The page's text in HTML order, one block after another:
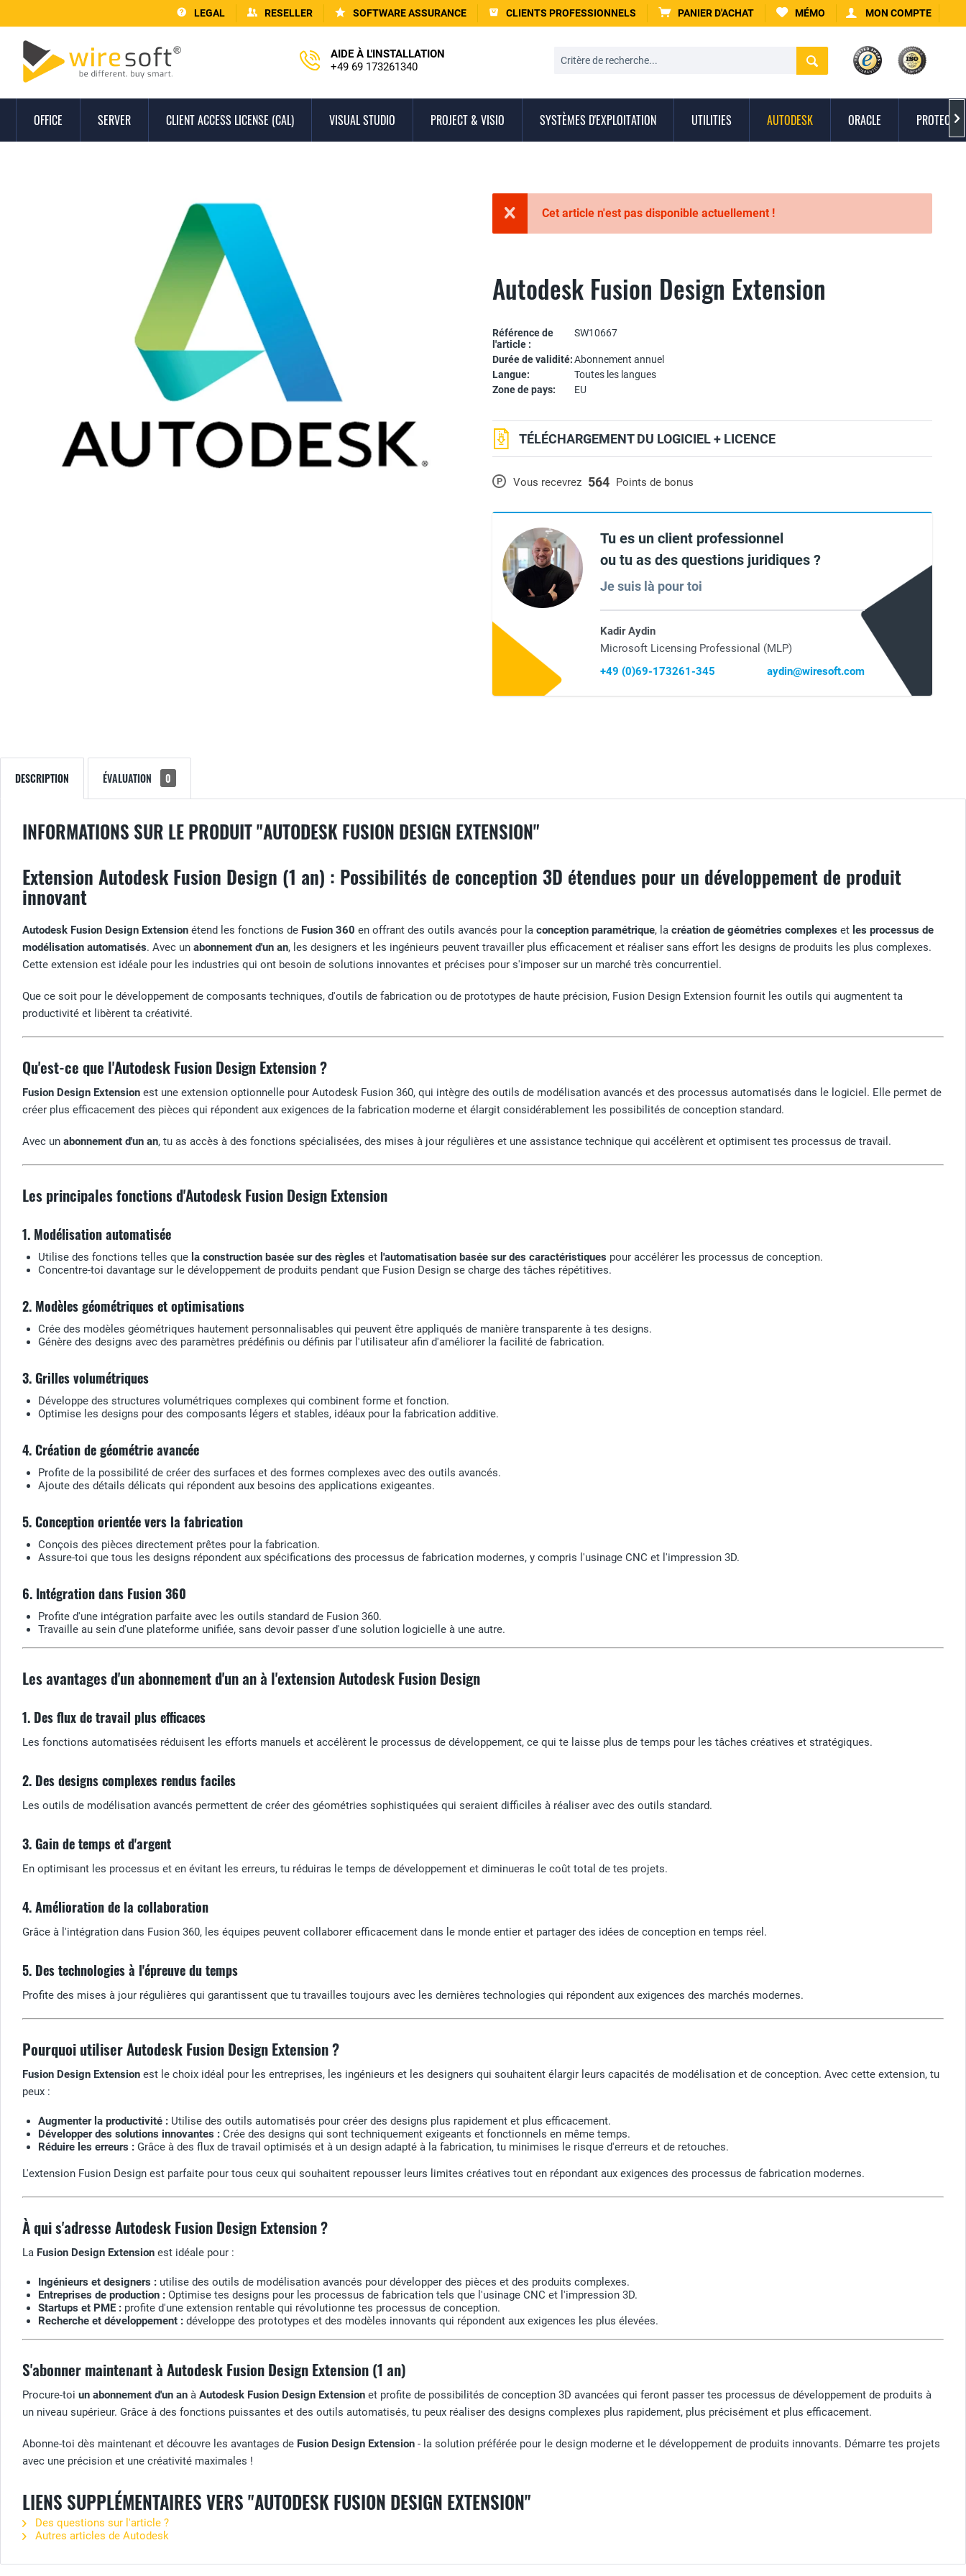
LEGAL RESELLER SOFTWARE ASSURANCE CLIENTS PROFESSIONNELS PANIER D'ACHAT MÉMO MON COMPTE
AIDE À L'INSTALLATION
+49 69 173261340
OFFICE SERVER CLIENT ACCESS LICENSE (CAL) VISUAL STUDIO PROJECT & VISIO SYSTÈMES D'EXPLOITATION UTILITIES AUTODESK ORACLE 
Cet article n'est pas disponible actuellement !
Autodesk Fusion Design Extension
Référence de
l'article :
SW10667
Durée de validité:Abonnement annuel
Langue:
Toutes les langues
Zone de pays:
EU
P Vous recevrez 564 Points de bonus
TÉLÉCHARGEMENT DU LOGICIEL + LICENCE
Tu es un client professionnel
ou tu as des questions juridiques ?
Je suis là pour toi
Kadir Aydin
Microsoft Licensing Professional (MLP)
+49 (0)69-173261-345
aydin@wiresoft.com
DESCRIPTION ÉVALUATION 0
INFORMATIONS SUR LE PRODUIT "AUTODESK FUSION DESIGN EXTENSION"
Extension Autodesk Fusion Design (1 an) : Possibilités de conception 3D étendues pour un développement de produit
innovant
Autodesk Fusion Design Extension étend les fonctions de Fusion 360 en offrant des outils avancés pour la conception paramétrique, la création de géométries complexes et les processus de
modélisation automatisés. Avec un abonnement d'un an, les designers et les ingénieurs peuvent travailler plus efficacement et réaliser sans effort les designs de produits les plus complexes.
Cette extension est idéale pour les industries qui ont besoin de solutions innovantes et précises pour s'imposer sur un marché très concurrentiel.
Que ce soit pour le développement de composants techniques, d'outils de fabrication ou de prototypes de haute précision, Fusion Design Extension fournit les outils qui augmentent ta
productivité et libèrent ta créativité.
Qu'est-ce que l'Autodesk Fusion Design Extension ?
Fusion Design Extension est une extension optionnelle pour Autodesk Fusion 360, qui intègre des outils de modélisation avancés et des processus automatisés dans le logiciel. Elle permet de
créer plus efficacement des pièces qui répondent aux exigences de la fabrication moderne et élargit considérablement les possibilités de conception standard.
Avec un abonnement d'un an, tu as accès à des fonctions spécialisées, des mises à jour régulières et une assistance technique qui accélèrent et optimisent tes processus de travail.
Les principales fonctions d'Autodesk Fusion Design Extension
1. Modélisation automatisée
Utilise des fonctions telles que la construction basée sur des règles et l'automatisation basée sur des caractéristiques pour accélérer les processus de conception.
Concentre-toi davantage sur le développement de produits pendant que Fusion Design se charge des tâches répétitives.
2. Modèles géométriques et optimisations
Crée des modèles géométriques hautement personnalisables qui peuvent être appliqués de manière transparente à tes designs.
Génère des designs avec des paramètres prédéfinis ou définis par l'utilisateur afin d'améliorer la facilité de fabrication.
3. Grilles volumétriques
Développe des structures volumétriques complexes qui combinent forme et fonction.
Optimise les designs pour des composants légers et stables, idéaux pour la fabrication additive.
4. Création de géométrie avancée
Profite de la possibilité de créer des surfaces et des formes complexes avec des outils avancés.
Ajoute des détails délicats qui répondent aux besoins des applications exigeantes.
5. Conception orientée vers la fabrication
Conçois des pièces directement prêtes pour la fabrication.
Assure-toi que tous les designs répondent aux spécifications des processus de fabrication modernes, y compris l'usinage CNC et l'impression 3D.
6. Intégration dans Fusion 360
Profite d'une intégration parfaite avec les outils standard de Fusion 360.
Travaille au sein d'une plateforme unifiée, sans devoir passer d'une solution logicielle à une autre.
Les avantages d'un abonnement d'un an à l'extension Autodesk Fusion Design
1. Des flux de travail plus efficaces
Les fonctions automatisées réduisent les efforts manuels et accélèrent le processus de développement, ce qui te laisse plus de temps pour les tâches créatives et stratégiques.
2. Des designs complexes rendus faciles
Les outils de modélisation avancés permettent de créer des géométries sophistiquées qui seraient difficiles à réaliser avec des outils standard.
3. Gain de temps et d'argent
En optimisant les processus et en évitant les erreurs, tu réduiras le temps de développement et diminueras le coût total de tes projets.
4. Amélioration de la collaboration
Grâce à l'intégration dans Fusion 360, les équipes peuvent collaborer efficacement dans le monde entier et partager des idées de conception en temps réel.
5. Des technologies à l'épreuve du temps
Profite des mises à jour régulières qui garantissent que tu travailles toujours avec les dernières technologies qui répondent aux exigences des marchés modernes.
Pourquoi utiliser Autodesk Fusion Design Extension ?
Fusion Design Extension est le choix idéal pour les entreprises, les ingénieurs et les designers qui souhaitent élargir leurs capacités de modélisation et de conception. Avec cette extension, tu
peux :
Augmenter la productivité : Utilise des outils automatisés pour créer des designs plus rapidement et plus efficacement.
Développer des solutions innovantes : Crée des designs qui sont techniquement exigeants et fonctionnels en même temps.
Réduire les erreurs : Grâce à des flux de travail optimisés et à un design adapté à la fabrication, tu minimises le risque d'erreurs et de retouches.
L'extension Fusion Design est parfaite pour tous ceux qui souhaitent repousser leurs limites créatives tout en répondant aux exigences des processus de fabrication modernes.
À qui s'adresse Autodesk Fusion Design Extension ?
La Fusion Design Extension est idéale pour :
Ingénieurs et designers : utilise des outils de modélisation avancés pour développer des pièces et des produits complexes.
Entreprises de production : Optimise tes designs pour les processus de fabrication tels que l'usinage CNC et l'impression 3D.
Startups et PME : profite d'une extension rentable qui révolutionne tes processus de conception.
Recherche et développement : développe des prototypes et des modèles innovants qui répondent aux exigences les plus élevées.
S'abonner maintenant à Autodesk Fusion Design Extension (1 an)
Procure-toi un abonnement d'un an à Autodesk Fusion Design Extension et profite de possibilités de conception 3D avancées qui feront passer tes processus de développement de produits à
un niveau supérieur. Grâce à des fonctions puissantes et des outils automatisés, tu peux réaliser des designs complexes plus rapidement, plus précisément et plus efficacement.
Abonne-toi dès maintenant et découvre les avantages de Fusion Design Extension - la solution préférée pour le design moderne et le développement de produits innovants. Démarre tes projets
avec une précision et une créativité maximales !
LIENS SUPPLÉMENTAIRES VERS "AUTODESK FUSION DESIGN EXTENSION"
Des questions sur l'article ?
Autres articles de Autodesk